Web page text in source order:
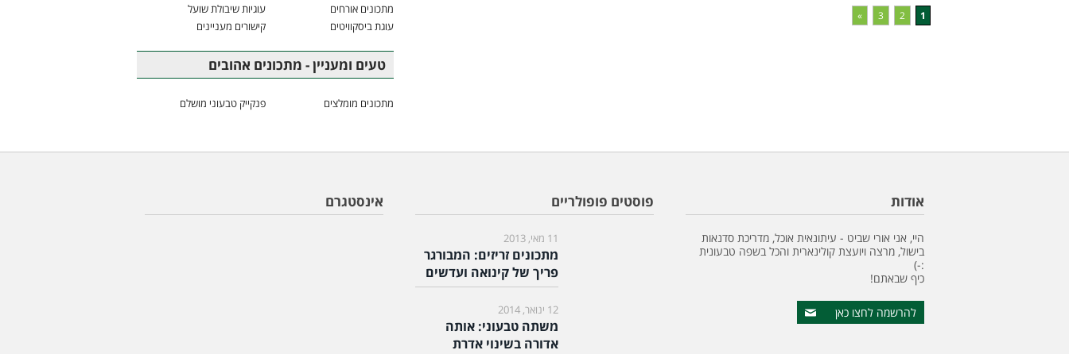
1
2
3
»
מתכונים אורחים
עוגיות שיבולת שועל
עוגת ביסקוויטים
קישורים מעניינים
טעים ומעניין - מתכונים אהובים
מתכונים מומלצים פנקייק טבעוני מושלם
אודות
היי, אני אורי שביט - עיתונאית אוכל, מדריכת סדנאות
בישול, מרצה ויועצת קולינארית והכל בשפה טבעונית
:-)
כיף שבאתם!
להרשמה לחצו כאן
פוסטים פופולריים
11 מאי, 2013
מתכונים זריזים: המבורגר
פריך של קינואה ועדשים
12 ינואר, 2014
משתה טבעוני: אותה
אדורה בשינוי אדרת
אינסטגרם